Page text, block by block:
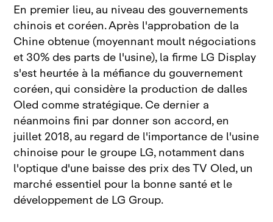
En premier lieu, au niveau des gouvernements
chinois et coréen. Après l'approbation de la
Chine obtenue (moyennant moult négociations
et 30% des parts de l'usine), la firme LG Display
s'est heurtée à la méfiance du gouvernement
coréen, qui considère la production de dalles
Oled comme stratégique. Ce dernier a
néanmoins fini par donner son accord, en
juillet 2018, au regard de l'importance de l'usine
chinoise pour le groupe LG, notamment dans
l'optique d'une baisse des prix des TV Oled, un
marché essentiel pour la bonne santé et le
développement de LG Group.